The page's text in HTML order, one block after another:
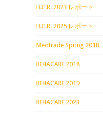
H.C.R. 2023 レポート
H.C.R. 2025 レポート
Medtrade Spring 2018
REHACARE 2018
REHACARE 2019
REHACARE 2023